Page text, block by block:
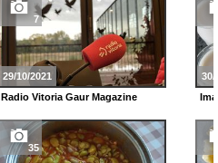
7
29/10/2021
Radio Vitoria Gaur Magazine
35
30/